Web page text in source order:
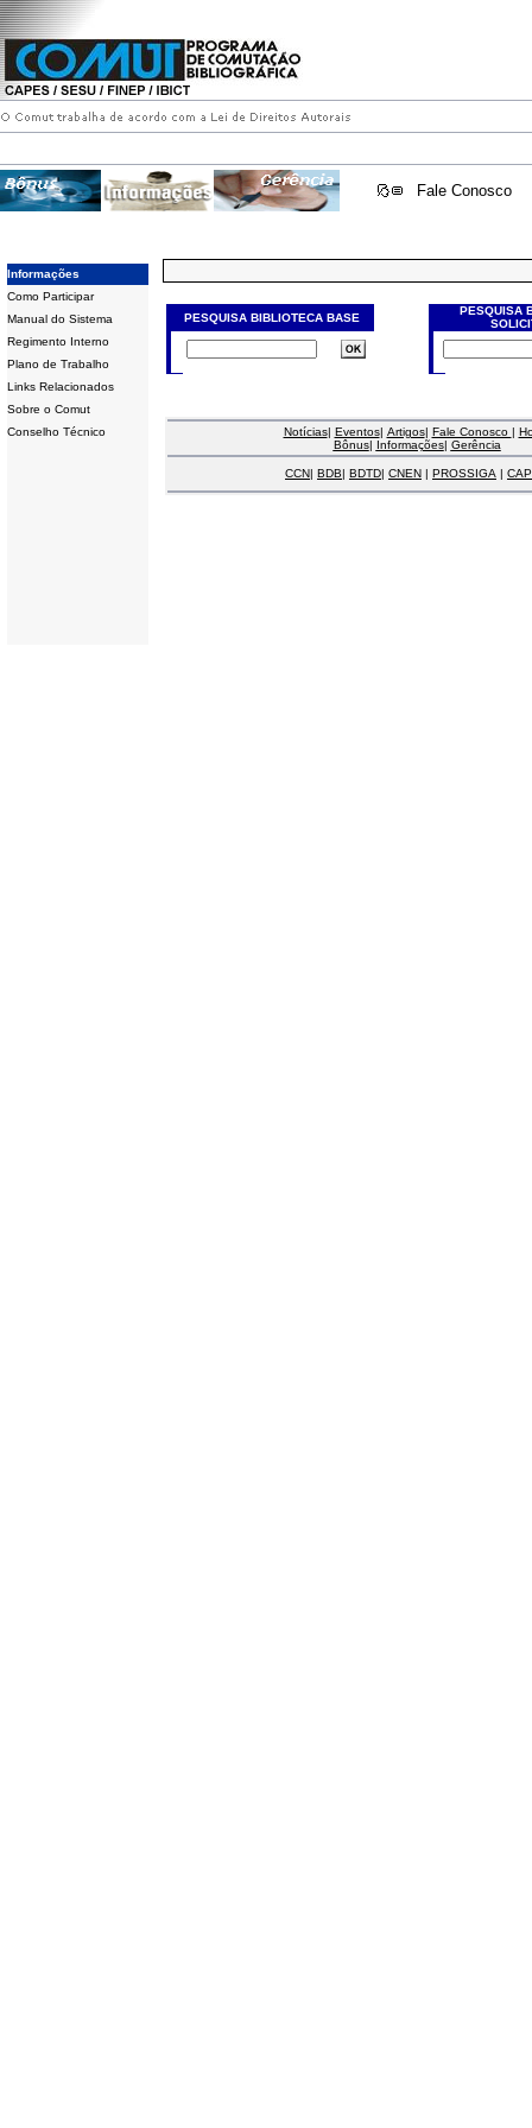
Fale Conosco
Informações
Como Participar
Manual do Sistema
Regimento Interno
Plano de Trabalho
Links Relacionados
Sobre o Comut
Conselho Técnico
PESQUISA BIBLIOTECA BASE
PESQUISA
Notícias| Eventos| Artigos| Fale Conosco |
Bônus| Informações| Gerência
CCN| BDB| BDTD| CNEN | PROSSIGA |